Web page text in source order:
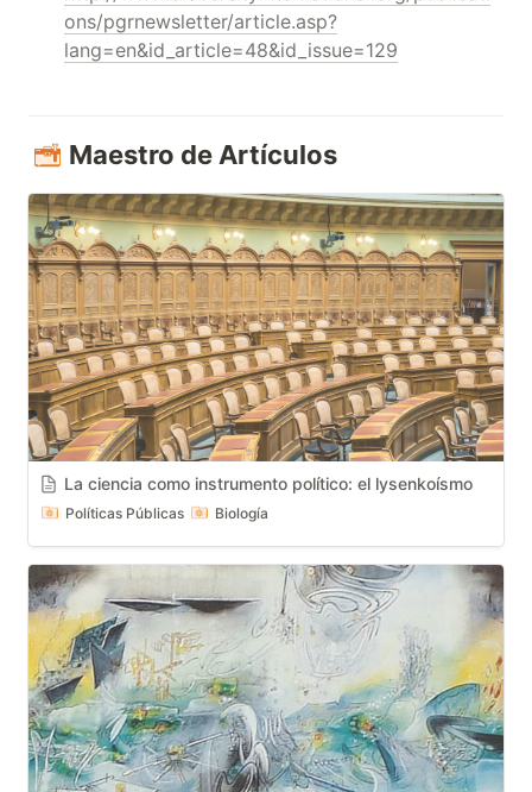
ons/pgrnewsletter/article.asp?
lang=en&id_article=48&id_issue=129
Maestro de Artículos
La ciencia como instrumento político: el lysenkoísmo
Políticas Públicas Biología